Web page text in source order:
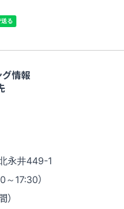
情報
永井449-1
17:30）